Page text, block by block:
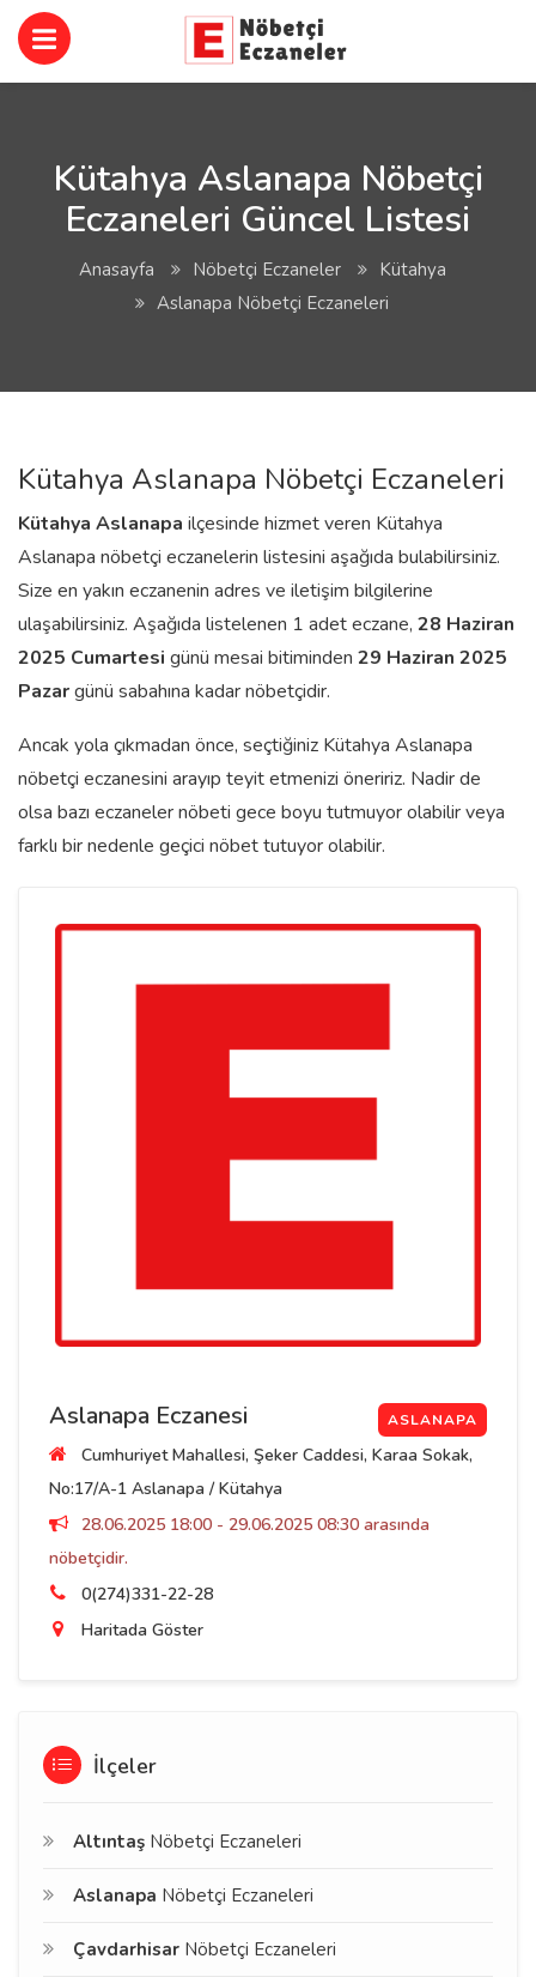
Kütahya Aslanapa Nöbetçi
Eczaneleri Güncel Listesi
Anasayfa Nöbetçi Eczaneler
Kütahya
Aslanapa Nöbetçi Eczaneleri
Kütahya Aslanapa Nöbetçi Eczaneleri
Kütahya Aslanapa ilçesinde hizmet veren Kütahya
Aslanapa nöbetçi eczanelerin listesini aşağıda bulabilirsiniz.
Size en yakın eczanenin adres ve iletişim bilgilerine
ulaşabilirsiniz. Aşağıda listelenen 1 adet eczane, 28 Haziran
2025 Cumartesi günü mesai bitiminden 29 Haziran 2025
Pazargünü sabahına kadar nöbetçidir.
Ancak yola çıkmadan önce, seçtiğiniz Kütahya Aslanapa
nöbetçi eczanesini arayıp teyit etmenizi öneririz. Nadir de
olsa bazı eczaneler nöbeti gece boyu tutmuyor olabilir veya
farklı bir nedenle geçici nöbet tutuyor olabilir.
Aslanapa Eczanesi ASLANAPA
Cumhuriyet Mahallesi, Şeker Caddesi, Karaa Sokak,
No:17/A-1 Aslanapa / Kütahya
28.06.2025 18:00 - 29.06.2025 08:30 arasında
nöbetçidir.
0(274)331-22-28
Haritada Göster
İlçeler
Altıntaş Nöbetçi Eczaneleri
Aslanapa Nöbetçi Eczaneleri
Çavdarhisar Nöbetçi Eczaneleri